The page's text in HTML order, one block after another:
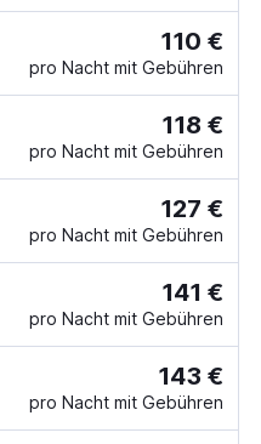
110 €
pro Nacht mit Gebühren
118 €
pro Nacht mit Gebühren
127 €
pro Nacht mit Gebühren
141 €
pro Nacht mit Gebühren
143 €
pro Nacht mit Gebühren